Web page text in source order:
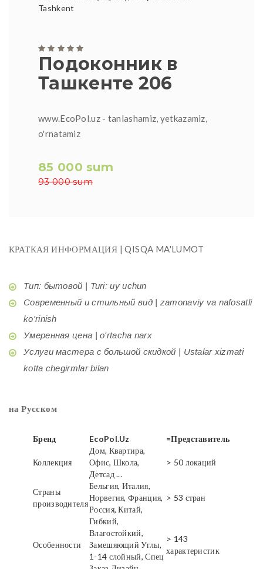
Подоконник в
Ташкенте 206
www.EcoPol.uz - tanlashamiz, yetkazamiz,
o'rnatamiz
85 000 sum
93 000 sum
КРАТКАЯ ИНФОРМАЦИЯ | QISQA MA'LUMOT
Тип: бытовой | Turi: uy uchun
Современный и стильный вид | zamonaviy va nafosatli
ko'rinish
Умеренная цена | o'rtacha narx
Услуги мастера с большой скидкой | Ustalar xizmati
kotta chegirmlar bilan
на Русском
Бренд EcoPol.Uz =Представитель
Коллекция
Дом, Квартира,
Офис, Школа,
Детсад ...
> 50 локаций
Страны
производителя
Бельгия, Италия,
Норвегия, Франция,
Россия, Китай,
> 53 стран
Особенности
Гибкий,
Влагостойкий,
Замешяющий Углы,
1-14 слойный, Спец
> 143
характеристик